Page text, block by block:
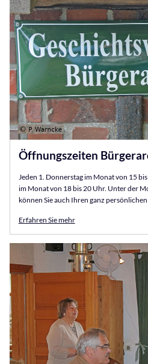
Öffnungszeiten
Jeden 1. Donnerstag im Monat von 15
im Monat von 18 bis 20 Uhr. Unter der
können Sie auch Ihren ganz
Erfahren Sie mehr